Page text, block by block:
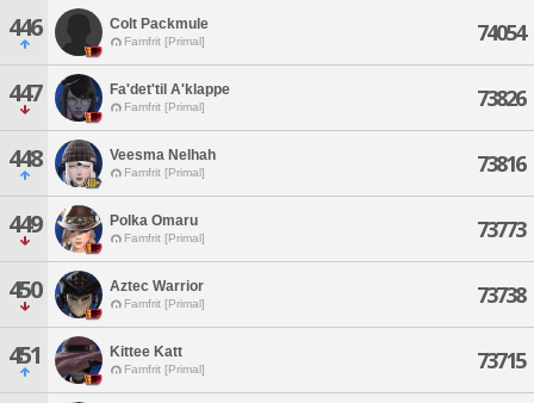
446 Colt Packmule
Famfrit [Primal] 74054
447 Fa'det'til A'klappe
Famfrit [Primal] 73826
448 Veesma Nelhah
Famfrit [Primal] 73816
449 Polka Omaru
Famfrit [Primal] 73773
450 Aztec Warrior
Famfrit [Primal] 73738
451 Kittee Katt
Famfrit [Primal] 73715